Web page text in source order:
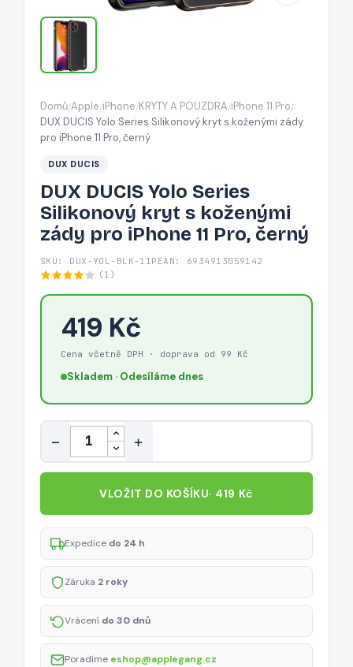
11
Domů/Apple/iPhone/KRYTY A POUZDRA/iPhone 11 Pro/
DUX DUCIS Yolo Series Silikonový kryt s koženými zády
pro iPhone 11 Pro, černý
DUX DUCIS
DUX DUCIS Yolo Series
Silikonový kryt s koženými
zády pro iPhone 11 Pro, černý
SKU: DUX-YOL-BLK-11P EAN: 6934913059142
(1)
419 Kč
Cena včetně DPH · doprava od 99 Kč
Skladem · Odesíláme dnes
Množství
− +
VLOŽIT DO KOŠÍKU· 419 Kč
Expedice do 24 h
Záruka 2 roky
Vrácení do 30 dnů
Poradíme eshop@applegang.cz